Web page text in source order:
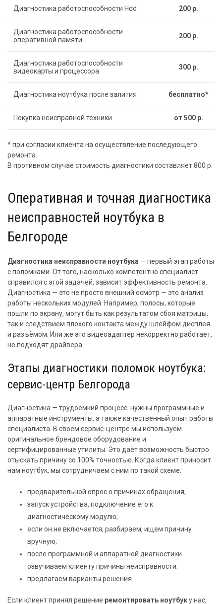
Диагностика работоспособности Hdd 200 р.
Диагностика работоспособности
оперативной памяти
200 р.
Диагностика работоспособности
видеокарты и процессора
300 р.
Диагностика ноутбука после залития бесплатно*
Покупка неисправной техники от 500 р.
* при согласии клиента на осуществление последующего
ремонта.
В противном случае стоимость диагностики составляет 800 р.
Оперативная и точная диагностика
неисправностей ноутбука в
Белгороде
Диагностика неисправности ноутбука — первый этап работы
с поломками. От того, насколько компетентно специалист
справился с этой задачей, зависит эффективность ремонта.
Диагностика — это не просто внешний осмотр — это анализ
работы нескольких модулей. Например, полосы, которые
пошли по экрану, могут быть как результатом сбоя матрицы,
так и следствием плохого контакта между шлейфом дисплея
и разъёмом. Или же это видеоадаптер некорректно работает,
не подходят драйвера.
Этапы диагностики поломок ноутбука:
сервис-центр Белгорода
Диагностика — трудоёмкий процесс: нужны программные и
аппаратные инструменты, а также качественный опыт работы
специалиста. В своём сервис-центре мы используем
оригинальное брендовое оборудование и
сертифицированные утилиты. Это даёт возможность быстро
отыскать причину со 100% точностью. Когда клиент приносит
нам ноутбук, мы сотрудничаем с ним по такой схеме:
предварительной опрос о причинах обращения;
запуск устройства, подключение его к
диагностическому модулю;
если он не включается, разбираем, ищем причину
вручную;
после программной и аппаратной диагностики
озвучиваем клиенту причины неисправности;
предлагаем варианты решения.
Если клиент принял решение ремонтировать ноутбуку нас,